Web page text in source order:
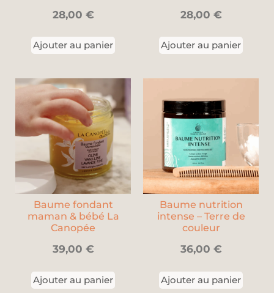
28,00 €
Ajouter au panier
28,00 €
Ajouter au panier
Baume fondant
maman & bébé La
Canopée
39,00 €
Ajouter au panier
Baume nutrition
intense – Terre de
couleur
36,00 €
Ajouter au panier